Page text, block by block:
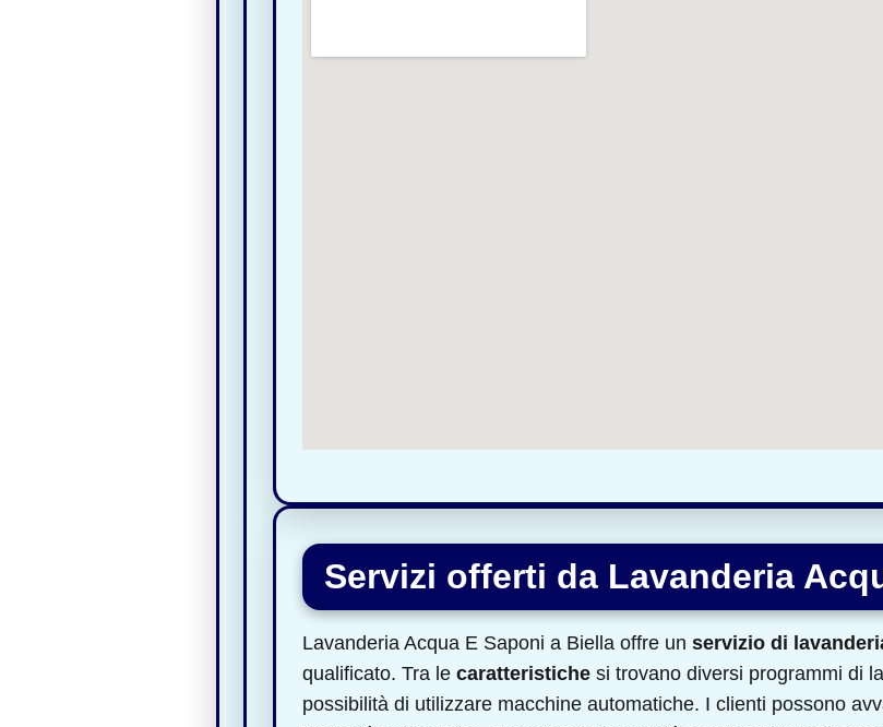
Servizi offerti da Lavanderia
Lavanderia Acqua E Saponi a Biella offre un servizio di
qualificato. Tra le caratteristiche si trovano diversi programmi di
possibilità di utilizzare macchine automatiche. I clienti possono